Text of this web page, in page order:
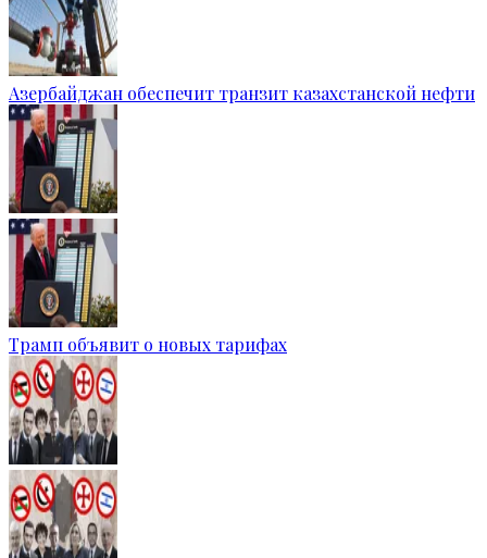
Азербайджан обеспечит транзит казахстанской нефти
Трамп объявит о новых тарифах